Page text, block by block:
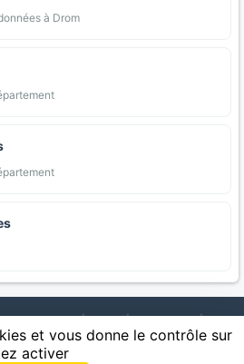
à Drom
ouvertes | Carte | Communes |
Cultures | Zones protégées | Forets |
Statistiques
et vous donne le contrôle sur
activer